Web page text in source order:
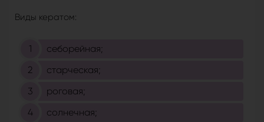
Виды кератом:
себорейная;
старческая;
роговая;
солнечная;